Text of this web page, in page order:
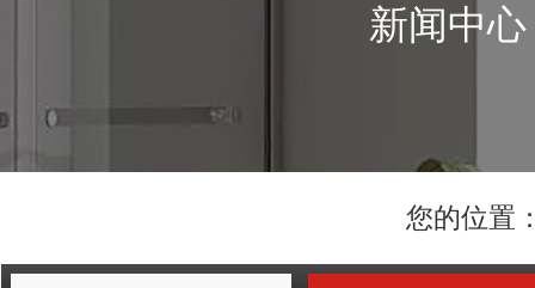
新闻中心
您的位置